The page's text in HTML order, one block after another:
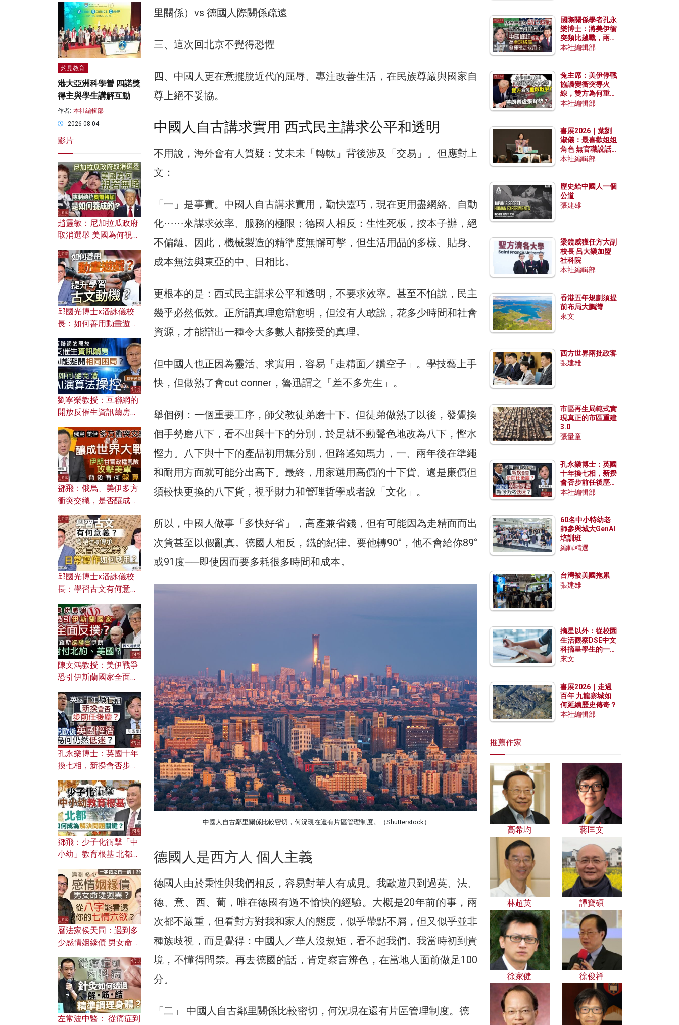
里關係）vs 德國人際關係疏遠
三、這次回北京不覺得恐懼
四、中國人更在意擺脫近代的屈辱、專注改善生活，在民族尊嚴與國家自
尊上絕不妥協。
中國人自古講求實用 西式民主講求公平和透明
不用說，海外會有人質疑：艾未未「轉軚」背後涉及「交易」。但應對上
文：
「一」是事實。中國人自古講求實用，勤快靈巧，現在更用盡網絡、自動
化⋯⋯來謀求效率、服務的極限；德國人相反：生性死板，按本子辦，絕
不偏離。因此，機械製造的精準度無懈可擊，但生活用品的多樣、貼身、
成本無法與東亞的中、日相比。
更根本的是：西式民主講求公平和透明，不要求效率。甚至不怕說，民主
幾乎必然低效。正所謂真理愈辯愈明，但沒有人敢說，花多少時間和社會
資源，才能辯出一種令大多數人都接受的真理。
但中國人也正因為靈活、求實用，容易「走精面／鑽空子」。學技藝上手
快，但做熟了會cut conner，魯迅謂之「差不多先生」。
舉個例：一個重要工序，師父教徒弟磨十下。但徒弟做熟了以後，發覺換
個手勢磨八下，看不出與十下的分別，於是就不動聲色地改為八下，慳水
慳力。八下與十下的產品初用無分別，但路遙知馬力，一、兩年後在準繩
和耐用方面就可能分出高下。最終，用家選用高價的十下貨、還是廉價但
須較快更換的八下貨，視乎財力和管理哲學或者說「文化」。
所以，中國人做事「多快好省」，高產兼省錢，但有可能因為走精面而出
次貨甚至以假亂真。德國人相反，鐵的紀律。要他轉90°，他不會給你89°
或91度──即使因而要多耗很多時間和成本。
中國人自古鄰里關係比較密切，何況現在還有片區管理制度。（Shutterstock）
德國人是西方人 個人主義
德國人由於秉性與我們相反，容易對華人有成見。我歐遊只到過英、法、
德、意、西、葡，唯在德國有過不愉快的經驗。大概是20年前的事，兩
次都不嚴重，但看對方對我和家人的態度，似乎帶點不屑，但又似乎並非
種族歧視，而是覺得：中國人／華人沒規矩，看不起我們。我當時初到貴
境，不懂得問禁。再去德國的話，肯定察言辨色，在當地人面前做足100
分。
「二」 中國人自古鄰里關係比較密切，何況現在還有片區管理制度。德
灼見教育
港大亞洲科學營 四諾獎
得主與學生講解互動
作者: 本社編輯部
2026-08-04
影片
趙靈敏：尼加拉瓜政府
取消選舉 美國為何視若
加是如何養成的？
邱國光博士x潘詠儀校
長：如何善用動畫遊戲
劉寧榮教授：互聯網的
開放反催生資訊繭房，
何避免遭AI演算法操
控？
鄧飛：俄烏、美伊多方
衝突交織，是否釀成世
風險攻擊美軍，背後有
何盤算？
邱國光博士x潘詠儀校
長：學習古文有何意
文之美？ 日常寫作如何
應用？
陳文鴻教授：美伊戰爭
恐引伊斯蘭國家全面反
對付北約美國？
孔永樂博士：英國十年
換七相，新揆會否步前
濟為何仍然低迷？
鄧飛：少子化衝擊「中
小幼」教育根基 北都如
曆法家侯天同：遇到多
少感情姻緣債 男女命途
的七情六欲？
左常波中醫： 從痛症到
國際關係學者孔永
樂博士：將美伊衝
突類比越戰，兩者
有何異同？中國崛
本社編輯部
兔主席：美伊停戰
協議變衝突導火
線，雙方為何重啟
戰爭？伊朗一早洞
本社編輯部
書展2026｜葉劉
淑儀：最喜歡姐姐
角色 無官職說話
包袱少
本社編輯部
歷史給中國人一個
公道
張建雄
梁鏡威獲任方大副
校長 呂大樂加盟
社科院
本社編輯部
香港五年規劃須提
前布局大鵬灣
來文
西方世界兩批政客
張建雄
市區再生局範式實
現真正的市區重建
3.0
張量童
孔永樂博士：英國
十年換七相，新揆
會否步前任後塵？
脫歐後英國經濟為
本社編輯部
60名中小特幼老
師參與城大GenAI
培訓班
編輯精選
台灣被美國拖累
張建雄
摘星以外：從校園
生活觀察DSE中文
科摘星學生的一點
特質
來文
書展2026｜走過
百年 九龍寨城如
何延續歷史傳奇？
本社編輯部
推薦作家
高希均 蔣匡文
林超英 譚寶碩
徐家健 徐俊祥